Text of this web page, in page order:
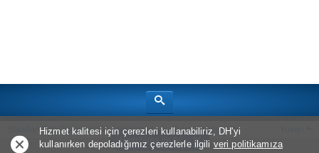
Uygulama ile Aç
Standart Site Görünümü Hakkımızda Oyun Haberleri
Telif Hakkı © 2026Bölüm Sonu Canavarı
Hizmet kalitesi için çerezleri kullanabiliriz, DH'yi
kullanırken depoladığımız çerezlerle ilgili veri politikamıza